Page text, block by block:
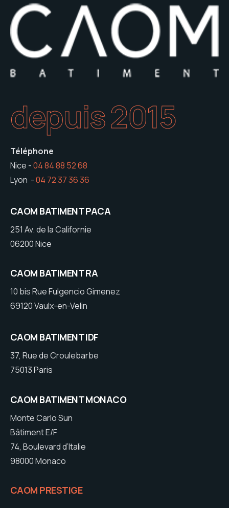
depuis 2015
Téléphone
Nice -04 84 88 52 68
Lyon -04 72 37 36 36
CAOM BATIMENT PACA
251 Av. de la Californie
06200 Nice
CAOM BATIMENT RA
10 bis Rue Fulgencio Gimenez
69120 Vaulx-en-Velin
CAOM BATIMENT IDF
37, Rue de Croulebarbe
75013 Paris
CAOM BATIMENT MONACO
Monte Carlo Sun
Bâtiment E/F
74, Boulevard d’Italie
98000 Monaco
CAOM PRESTIGE